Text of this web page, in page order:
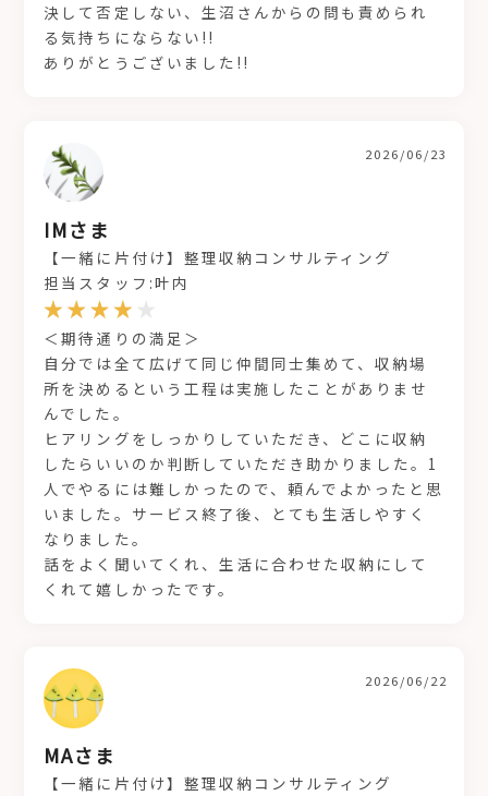
決して否定しない、生沼さんからの問も責められ
る気持ちにならない!!
ありがとうございました!!
IMさま
2026/06/23
【一緒に片付け】整理収納コンサルティング
担当スタッフ:叶内
＜期待通りの満足＞
自分では全て広げて同じ仲間同士集めて、収納場
所を決めるという工程は実施したことがありませ
んでした。
ヒアリングをしっかりしていただき、どこに収納
したらいいのか判断していただき助かりました。1
人でやるには難しかったので、頼んでよかったと思
いました。サービス終了後、とても生活しやすく
なりました。
話をよく聞いてくれ、生活に合わせた収納にして
くれて嬉しかったです。
MAさま
2026/06/22
【一緒に片付け】整理収納コンサルティング